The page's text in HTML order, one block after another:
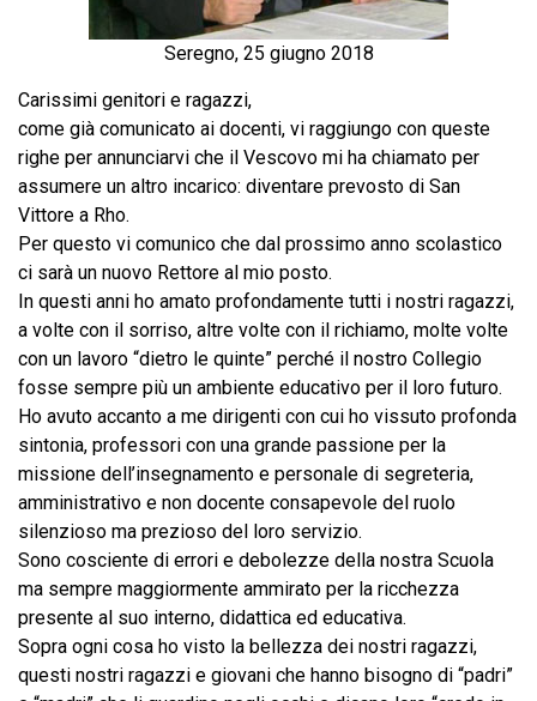
Seregno, 25 giugno 2018
Carissimi genitori e ragazzi,
come già comunicato ai docenti, vi raggiungo con queste
righe per annunciarvi che il Vescovo mi ha chiamato per
assumere un altro incarico: diventare prevosto di San
Vittore a Rho.
Per questo vi comunico che dal prossimo anno scolastico
ci sarà un nuovo Rettore al mio posto.
In questi anni ho amato profondamente tutti i nostri ragazzi,
a volte con il sorriso, altre volte con il richiamo, molte volte
con un lavoro “dietro le quinte” perché il nostro Collegio
fosse sempre più un ambiente educativo per il loro futuro.
Ho avuto accanto a me dirigenti con cui ho vissuto profonda
sintonia, professori con una grande passione per la
missione dell’insegnamento e personale di segreteria,
amministrativo e non docente consapevole del ruolo
silenzioso ma prezioso del loro servizio.
Sono cosciente di errori e debolezze della nostra Scuola
ma sempre maggiormente ammirato per la ricchezza
presente al suo interno, didattica ed educativa.
Sopra ogni cosa ho visto la bellezza dei nostri ragazzi,
questi nostri ragazzi e giovani che hanno bisogno di “padri”